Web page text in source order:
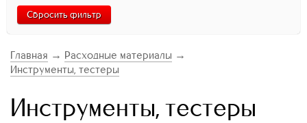
Сбросить фильтр
Главная → Расходные материалы →
Инструменты, тестеры
Инструменты, тестеры